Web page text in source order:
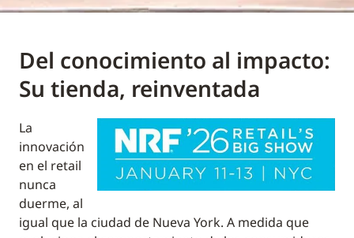
Del conocimiento al impacto:
Su tienda, reinventada
La
innovación
en el retail
nunca
duerme, al
igual que la ciudad de Nueva York. A medida que